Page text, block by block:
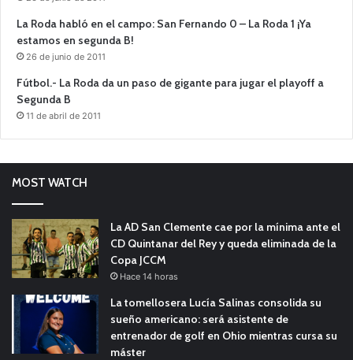
La Roda habló en el campo: San Fernando 0 – La Roda 1 ¡Ya
estamos en segunda B!
26 de junio de 2011
Fútbol.- La Roda da un paso de gigante para jugar el playoff a
Segunda B
11 de abril de 2011
MOST WATCH
La AD San Clemente cae por la mínima ante el
CD Quintanar del Rey y queda eliminada de la
Copa JCCM
Hace 14 horas
La tomellosera Lucía Salinas consolida su
sueño americano: será asistente de
entrenador de golf en Ohio mientras cursa su
máster